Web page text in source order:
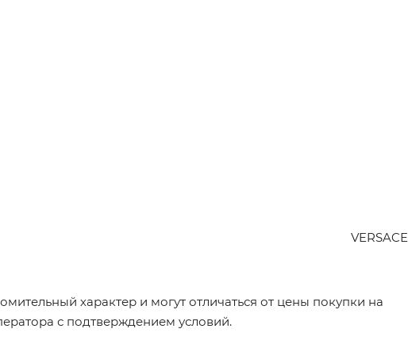
VERSACE
характер и могут отличаться от цены покупки на
с подтверждением условий.